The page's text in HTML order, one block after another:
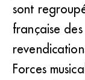
sont
française
Forces